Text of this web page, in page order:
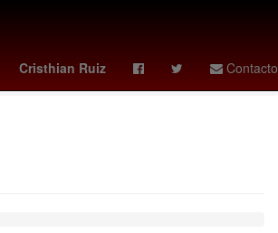
Cristhian Ruiz Contacto
vota la casa de los famosos mexico